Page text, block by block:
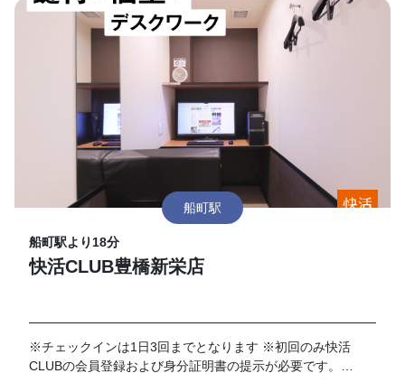
各店舗フロントにてお伺いお願い致します。
船町駅
船町駅より18分
快活CLUB豊橋新栄店
※チェックインは1日3回までとなります ※初回のみ快活
CLUBの会員登録および身分証明書の提示が必要です。